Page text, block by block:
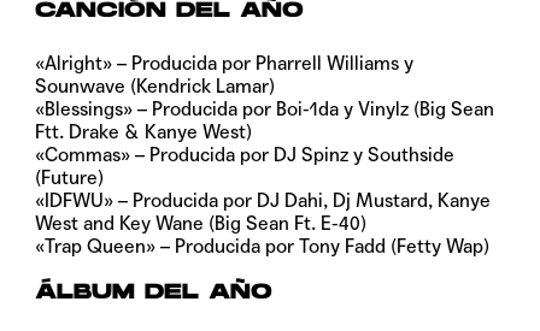
CANCIÓN DEL AÑO
«Alright» – Producida por Pharrell Williams y
Sounwave (Kendrick Lamar)
«Blessings» – Producida por Boi-1da y Vinylz (Big Sean
Ftt. Drake & Kanye West)
«Commas» – Producida por DJ Spinz y Southside
(Future)
«IDFWU» – Producida por DJ Dahi, Dj Mustard, Kanye
West and Key Wane (Big Sean Ft. E-40)
«Trap Queen» – Producida por Tony Fadd (Fetty Wap)
ÁLBUM DEL AÑO